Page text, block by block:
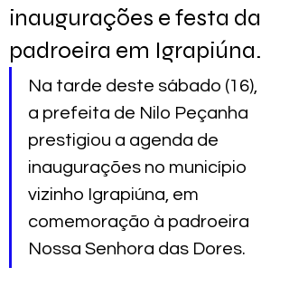
inaugurações e festa da
padroeira em Igrapiúna.
Na tarde deste sábado (16),
a prefeita de Nilo Peçanha
prestigiou a agenda de
inaugurações no município
vizinho Igrapiúna, em
comemoração à padroeira
Nossa Senhora das Dores.